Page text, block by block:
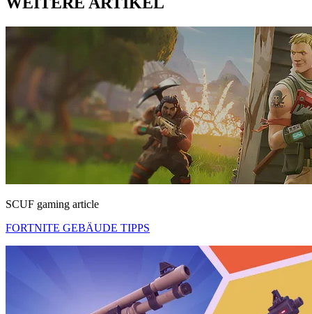
SCUF gaming article
FORTNITE GEBÄUDE TIPPS